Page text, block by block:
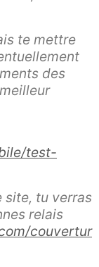
te mettre
des
test-
site, tu verras
relais
couvertur